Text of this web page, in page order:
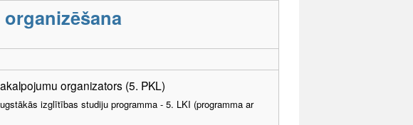
organizators (5. PKL)
izglītības studiju programma - 5. LKI (programma ar